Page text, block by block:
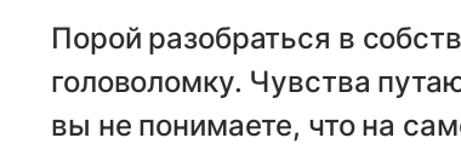
Порой разобраться в
головоломку. Чувства
вы не понимаете, что на